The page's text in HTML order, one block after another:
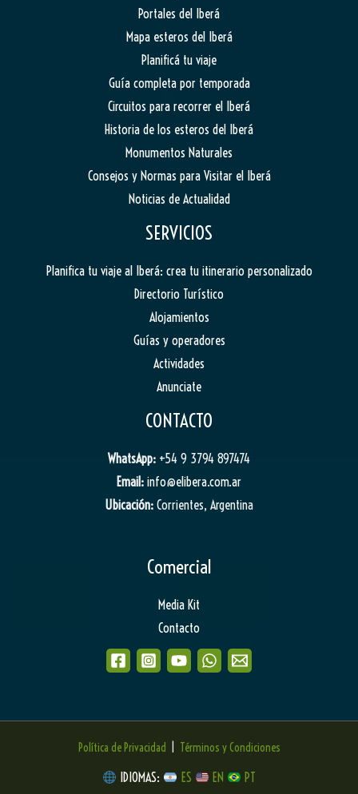
Portales del Iberá
Mapa esteros del Iberá
Planificá tu viaje
Guía completa por temporada
Circuitos para recorrer el Iberá
Historia de los esteros del Iberá
Monumentos Naturales
Consejos y Normas para Visitar el Iberá
Noticias de Actualidad
SERVICIOS
Planifica tu viaje al Iberá: crea tu itinerario personalizado
Directorio Turístico
Alojamientos
Guías y operadores
Actividades
Anunciate
CONTACTO
WhatsApp: +54 9 3794 897474
Email: info@elibera.com.ar
Ubicación: Corrientes, Argentina
Comercial
Media Kit
Contacto
Política de Privacidad Términos y Condiciones
IDIOMAS: ES EN PT